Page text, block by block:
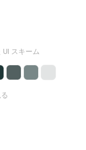
スキーム